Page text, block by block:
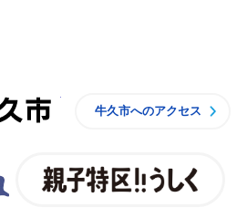
牛久市へのアクセス